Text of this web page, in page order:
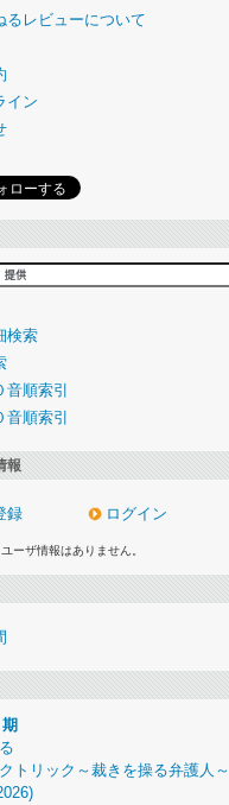
るレビューについて
イン
検索
順索引
順索引
報
録 ログイン
ーザ情報はありません。
トリック～裁きを操る弁護人～